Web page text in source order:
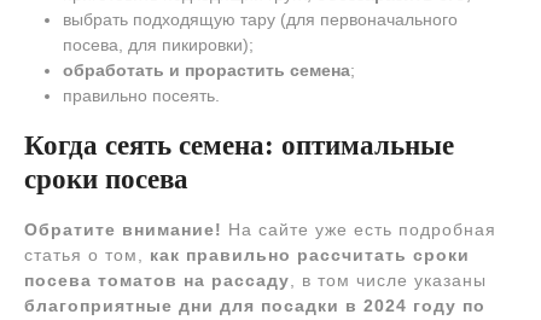
выбрать подходящую тару (для первоначального
посева, для пикировки);
обработать и прорастить семена;
правильно посеять.
Когда сеять семена: оптимальные
сроки посева
Обратите внимание! На сайте уже есть подробная
статья о том, как правильно рассчитать сроки
посева томатов на рассаду , в том числе указаны
благоприятные дни для посадки в 2024 году по